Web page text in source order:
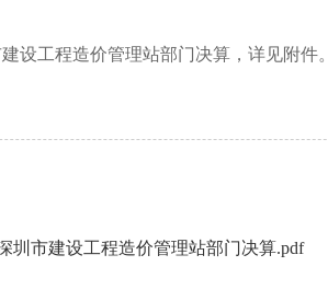
工程造价管理站部门决算，详见附件。
圳市建设工程造价管理站部门决算.pdf